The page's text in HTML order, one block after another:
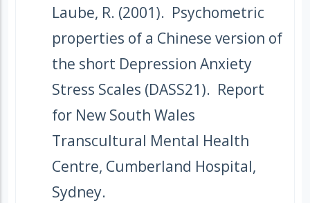
Laube, R. (2001). Psychometric
properties of a Chinese version of
the short Depression Anxiety
Stress Scales (DASS21). Report
for New South Wales
Transcultural Mental Health
Centre, Cumberland Hospital,
Sydney.